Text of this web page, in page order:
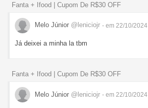
Fanta + Ifood | Cupom De R$30 OFF
Melo Júnior @leniciojr - em 22/10/2024
Já deixei a minha la tbm
Fanta + Ifood | Cupom De R$30 OFF
Melo Júnior @leniciojr - em 22/10/2024